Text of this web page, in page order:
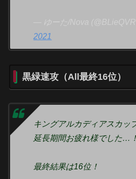
— ゆーた/Nova
2021
黒緑速攻（All最終16位）
キングアルカディアスカッ
延長期間お疲れ様でした…！
最終結果は16位！